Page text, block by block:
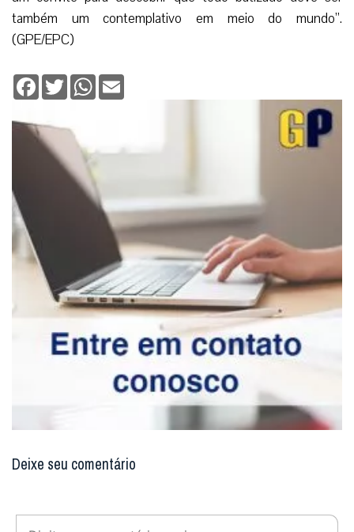
Deixe seu comentário